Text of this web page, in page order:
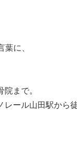
に、
まで。
ール山田駅から